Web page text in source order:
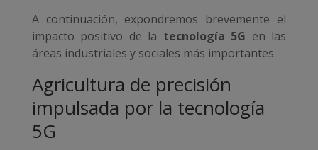
A continuación, expondremos brevemente el
impacto positivo de la tecnología 5G en las
áreas industriales y sociales más importantes.
Agricultura de precisión
impulsada por la tecnología
5G